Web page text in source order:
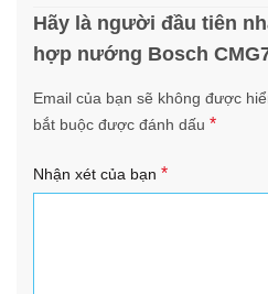
Hãy là người đầu tiên
hợp nướng Bosch
Email của bạn sẽ không được
bắt buộc được đánh dấu *
Nhận xét của bạn *